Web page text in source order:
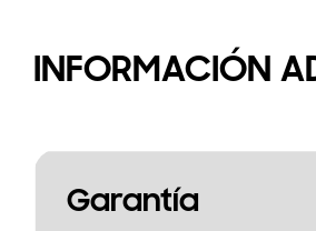
INFORMACIÓN
Garantía